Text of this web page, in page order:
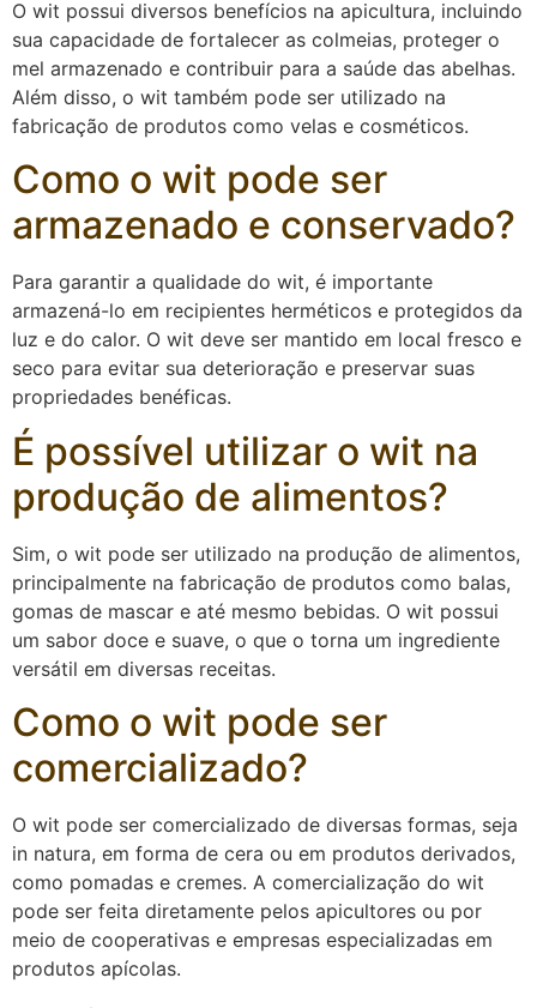
O wit possui diversos benefícios na apicultura, incluindo
sua capacidade de fortalecer as colmeias, proteger o
mel armazenado e contribuir para a saúde das abelhas.
Além disso, o wit também pode ser utilizado na
fabricação de produtos como velas e cosméticos.
Como o wit pode ser
armazenado e conservado?
Para garantir a qualidade do wit, é importante
armazená-lo em recipientes herméticos e protegidos da
luz e do calor. O wit deve ser mantido em local fresco e
seco para evitar sua deterioração e preservar suas
propriedades benéficas.
É possível utilizar o wit na
produção de alimentos?
Sim, o wit pode ser utilizado na produção de alimentos,
principalmente na fabricação de produtos como balas,
gomas de mascar e até mesmo bebidas. O wit possui
um sabor doce e suave, o que o torna um ingrediente
versátil em diversas receitas.
Como o wit pode ser
comercializado?
O wit pode ser comercializado de diversas formas, seja
in natura, em forma de cera ou em produtos derivados,
como pomadas e cremes. A comercialização do wit
pode ser feita diretamente pelos apicultores ou por
meio de cooperativas e empresas especializadas em
produtos apícolas.